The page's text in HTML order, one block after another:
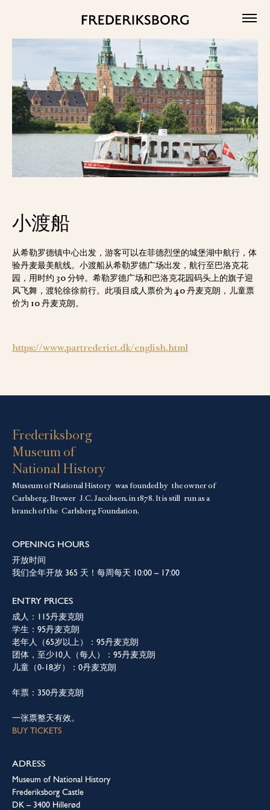
小渡船
从希勒罗德镇中心出发，游客可以在菲德烈堡的城堡湖中航行，体
验丹麦最美航线。小渡船从希勒罗德广场出发，航行至巴洛克花
园，用时约 30 分钟。希勒罗德广场和巴洛克花园码头上的旗子迎
风飞舞，渡轮徐徐前行。此项目成人票价为 40 丹麦克朗，儿童票
价为 10 丹麦克朗。
https://www.partrederiet.dk/english.html
Frederiksborg
Museum of
National History
Museum of National History was founded by the owner of
Carlsberg, Brewer J.C. Jacobsen, in 1878. It is still run as a
branch of the Carlsberg Foundation.
OPENING HOURS
开放时间
我们全年开放 365 天！每周每天 10:00 – 17:00
ENTRY PRICES
成人：115丹麦克朗
学生：95丹麦克朗
老年人（65岁以上）：95丹麦克朗
团体，至少10人（每人）：95丹麦克朗
儿童（0-18岁）：0丹麦克朗
年票：350丹麦克朗
一张票整天有效。
BUY TICKETS
ADRESS
Museum of National History
Frederiksborg Castle
DK – 3400 Hillerød